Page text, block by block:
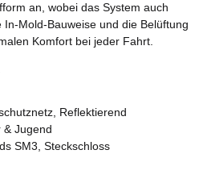
an, wobei das System auch
Mold-Bauweise und die Belüftung
Komfort bei jeder Fahrt.
Reflektierend
& Jugend
SM3, Steckschloss